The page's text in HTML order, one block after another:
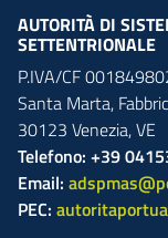
AUTORITÀ DI
SETTENTRIONALE
P.IVA/CF
Santa Marta,
30123 Venezia,VE
Telefono: +39
Email:
PEC: